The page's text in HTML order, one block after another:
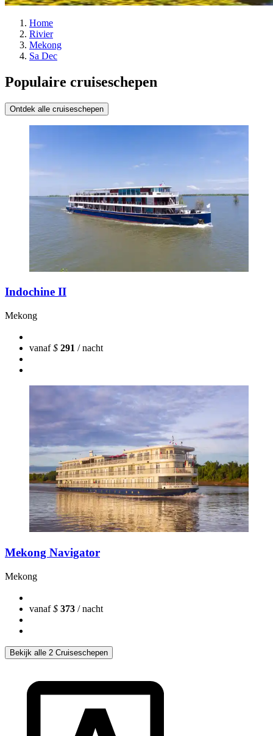
Home
Rivier
Mekong
Sa Dec
Populaire cruiseschepen
Ontdek alle cruiseschepen
Indochine II
Mekong
vanaf$ 291 / nacht
Mekong Navigator
Mekong
vanaf$ 373 / nacht
Bekijk alle 2 Cruiseschepen